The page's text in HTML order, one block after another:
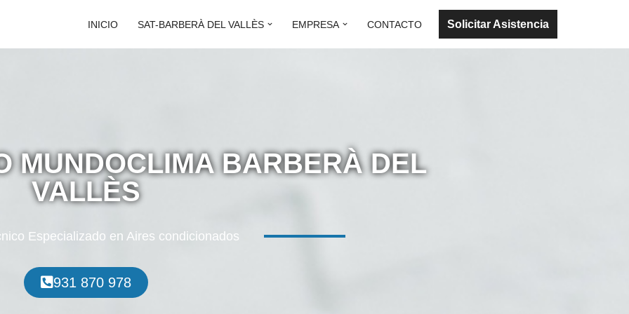
INICIO SAT-BARBERÀ DEL VALLÈS EMPRESA CONTACTO Solicitar Asistencia
MUNDOCLIMA BARBERÀ DEL
VALLÈS
Especializado en Aires condicionados
931 870 978